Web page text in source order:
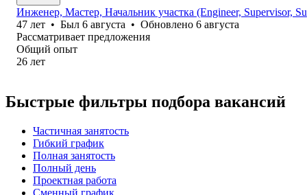
Инженер, Мастер, Начальник участка (Engineer, Supervisor,
47 лет • Был 6 августа • Обновлено 6 августа
Рассматривает предложения
Общий опыт
26 лет
Быстрые фильтры подбора вакансий
Частичная занятость
Гибкий график
Полная занятость
Полный день
Проектная работа
Сменный график